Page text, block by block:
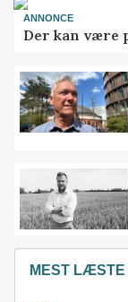
ANNONCE
Der kan være
MEST LÆSTE